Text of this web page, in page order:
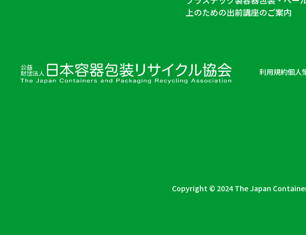
上のための出前講座のご案内
利用規約個人
Copyright © 2024 The Japan